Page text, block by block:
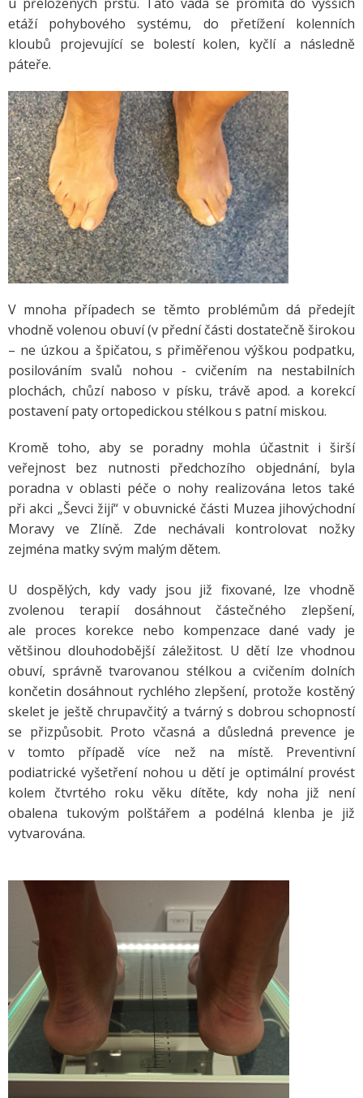
etáží pohybového systému, do přetížení kolenních
kloubů projevující se bolestí kolen, kyčlí a následně
páteře.
V mnoha případech se těmto problémům dá předejít
vhodně volenou obuví (v přední části dostatečně širokou
– ne úzkou a špičatou, s přiměřenou výškou podpatku,
posilováním svalů nohou - cvičením na nestabilních
plochách, chůzí naboso v písku, trávě apod. a korekcí
postavení paty ortopedickou stélkou s patní miskou.
Kromě toho, aby se poradny mohla účastnit i širší
veřejnost bez nutnosti předchozího objednání, byla
poradna v oblasti péče o nohy realizována letos také
při akci „Ševci žijí“ v obuvnické části Muzea jihovýchodní
Moravy ve Zlíně. Zde nechávali kontrolovat nožky
zejména matky svým malým dětem.
U dospělých, kdy vady jsou již fixované, lze vhodně
zvolenou terapií dosáhnout částečného zlepšení,
ale proces korekce nebo kompenzace dané vady je
většinou dlouhodobější záležitost. U dětí lze vhodnou
obuví, správně tvarovanou stélkou a cvičením dolních
končetin dosáhnout rychlého zlepšení, protože kostěný
skelet je ještě chrupavčitý a tvárný s dobrou schopností
se přizpůsobit. Proto včasná a důsledná prevence je
v tomto případě více než na místě. Preventivní
podiatrické vyšetření nohou u dětí je optimální provést
kolem čtvrtého roku věku dítěte, kdy noha již není
obalena tukovým polštářem a podélná klenba je již
vytvarována.